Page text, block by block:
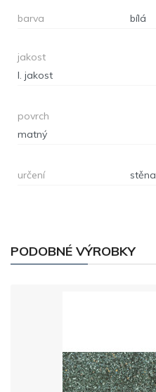
barva bílá
jakost
I. jakost
povrch
matný
určení
stěna
PODOBNÉ VÝROBKY